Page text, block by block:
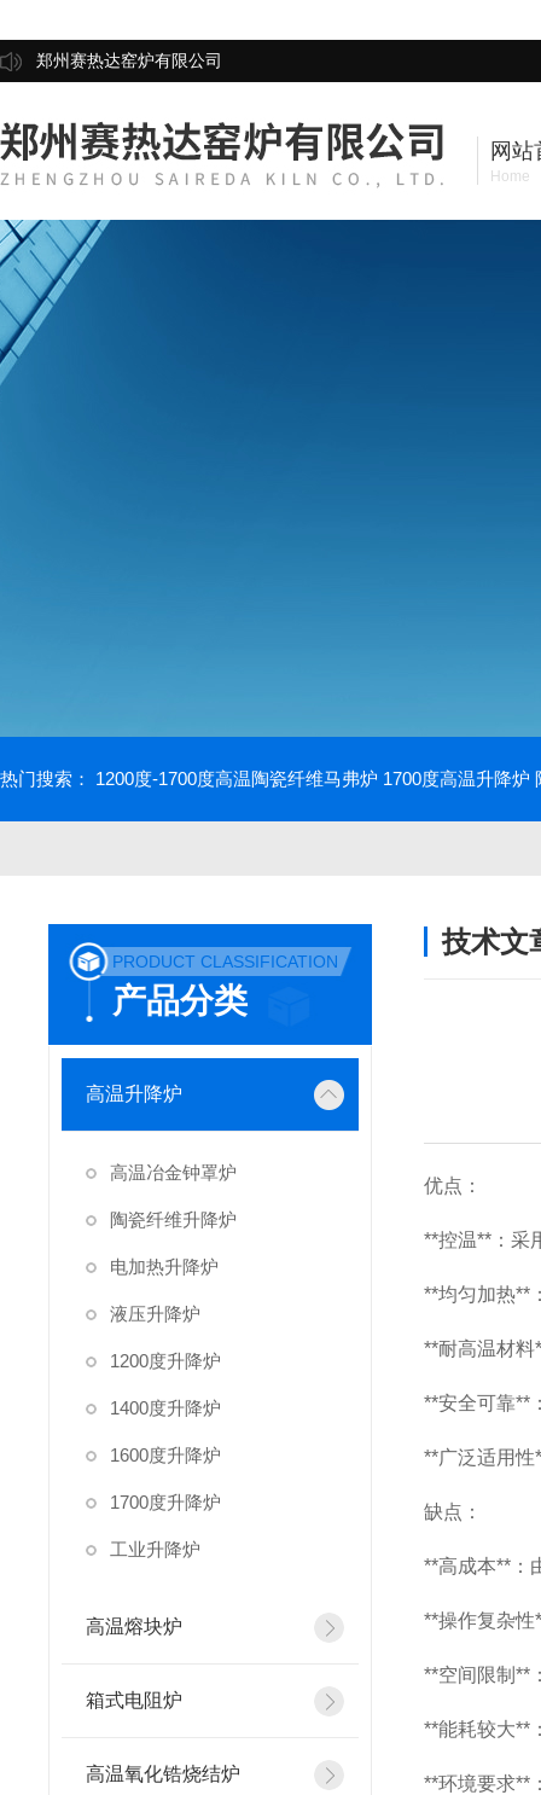
郑州赛热达窑炉有限公司
网站
Home
热门搜索： 1200度-1700度高温陶瓷纤维马弗炉 1700度高温升降炉
PRODUCT CLASSIFICATION
产品分类
高温升降炉
高温冶金钟罩炉
陶瓷纤维升降炉
电加热升降炉
液压升降炉
1200度升降炉
1400度升降炉
1600度升降炉
1700度升降炉
工业升降炉
高温熔块炉
箱式电阻炉
高温氧化锆烧结炉
技术文
优点：
**控温**：采
**均匀加热**
**耐高温材
**安全可靠**
**广泛适用
缺点：
**高成本**：
**操作复杂
**空间限制**
**能耗较大**
**环境要求**